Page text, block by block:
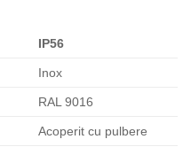
IP56
Inox
RAL 9016
Acoperit cu pulbere